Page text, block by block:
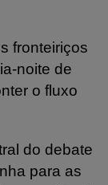
fronteiriços
noite de
o fluxo
do debate
para as